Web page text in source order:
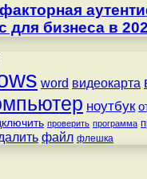
для бизнеса в
word видеокарта
ноутбук
проверить программа
файл флешка